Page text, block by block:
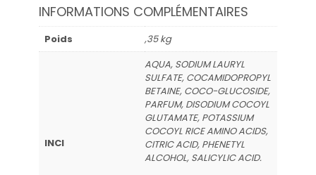
INFORMATIONS COMPLÉMENTAIRES
Poids ,35 kg
INCI
AQUA, SODIUM LAURYL
SULFATE, COCAMIDOPROPYL
BETAINE, COCO-GLUCOSIDE,
PARFUM, DISODIUM COCOYL
GLUTAMATE, POTASSIUM
COCOYL RICE AMINO ACIDS,
CITRIC ACID, PHENETYL
ALCOHOL, SALICYLIC ACID.